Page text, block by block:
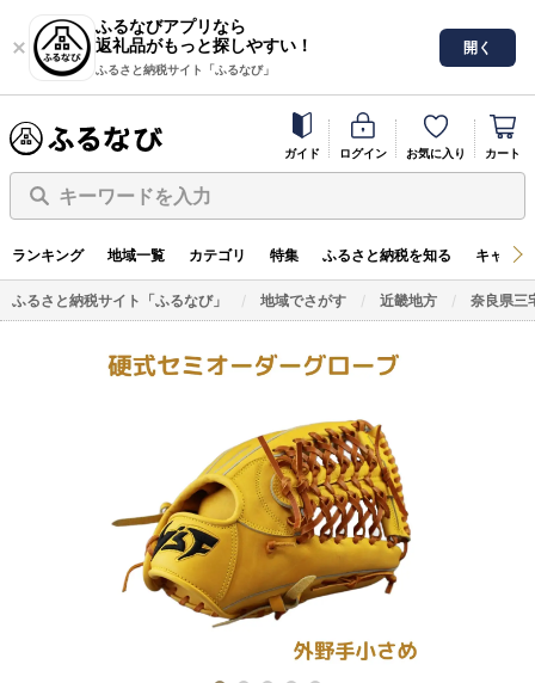
ふるなびアプリなら
返礼品がもっと探しやすい！
ふるさと納税サイト「ふるなび」
開く
ガイド ログイン お気に入り カート
キーワードを入力
ランキング 地域一覧 カテゴリ 特集 ふるさと納税を知る キャン
ふるさと納税サイト「ふるなび」 地域でさがす 近畿地方 奈良県三